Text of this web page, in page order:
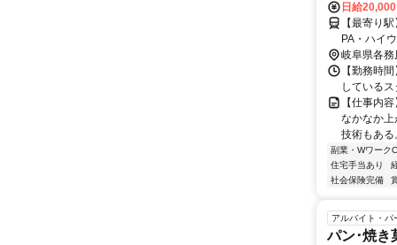
日給
【最寄り
PA・ハイ
岐阜県各務
【勤務時
している
【仕事内
なかなか
技術もある
副業・Wワーク
住宅手当あり
社会保険完備
アルバイト・パ
パン･焼き